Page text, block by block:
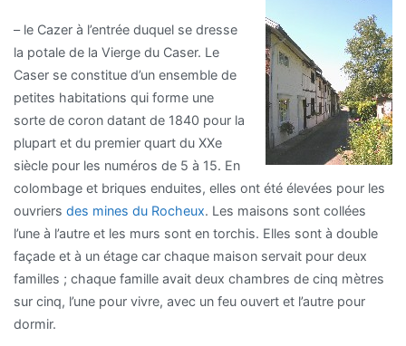
– le Cazer à l’entrée duquel se dresse
la potale de la Vierge du Caser. Le
Caser se constitue d’un ensemble de
petites habitations qui forme une
sorte de coron datant de 1840 pour la
plupart et du premier quart du XXe
siècle pour les numéros de 5 à 15. En
colombage et briques enduites, elles ont été élevées pour les
ouvriers des mines du Rocheux. Les maisons sont collées
l’une à l’autre et les murs sont en torchis. Elles sont à double
façade et à un étage car chaque maison servait pour deux
familles ; chaque famille avait deux chambres de cinq mètres
sur cinq, l’une pour vivre, avec un feu ouvert et l’autre pour
dormir.